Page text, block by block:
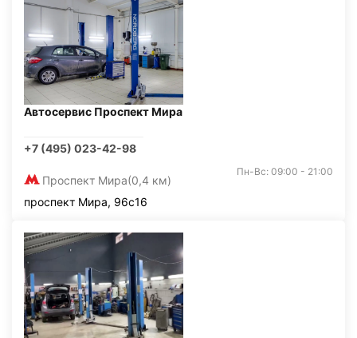
Автосервис Проспект Мира
+7 (495) 023-42-98
Проспект Мира(0,4 км)
Пн-Вс: 09:00 - 21:00
проспект Мира, 96с16